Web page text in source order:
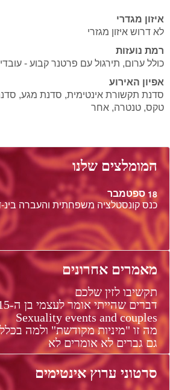
איזון מגדרי
לא דרוש איזון מגזרי
רמת נועזות
כולל ערום, תירגול עם פרטנר קבוע -
אפיון האירוע
סדנת תקשורת אינטימית, סדנת מגע,
טקס, טנטרה, אחר
המומלצים שלנו
ספטמבר 18
כנס קונסטלציה משפחתית והעברה בינ-
מאמרים אחרונים
תקשיבו לזין שלכם
דברים שהייתי אומר לעצמי בן ה-15
Sexuality events and couples
מה זו "מיניות מקודשת" ולמה
גם גברים לא אומרים לא
סרטוני ערוץ אינטימים